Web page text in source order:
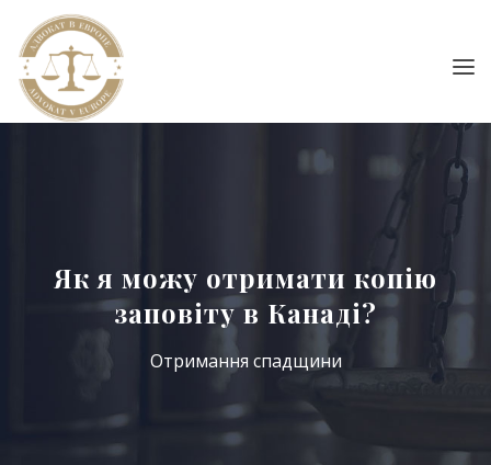
Як я можу отримати копію
заповіту в Канаді?
Отримання спадщини